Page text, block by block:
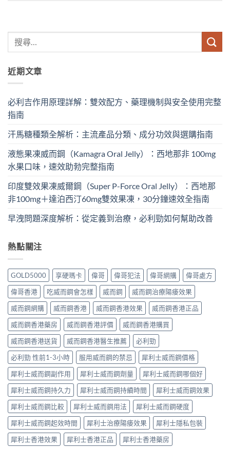
近期文章
必利吉作用原理詳解：雙效配方、藥理機制與安全使用完整
指南
汗馬糖種類全解析：主流產品分類、成分功效與選購指南
液態果凍威而鋼（Kamagra Oral Jelly）：西地那非 100mg​
水果口味，速效助勃完整指南
印度雙效果凍威爾鋼（Super P-Force Oral Jelly）：西地那
非100mg＋達泊西汀60mg雙效果凍，30分鐘速效全指南
早洩問題深度解析：從定義到治療，必利勁如何幫助改善
熱點關注
GOLD5000 享硬瑪卡 偉哥 偉哥犯法 偉哥網購
偉哥處方
偉哥香港
吃威而鋼會怎樣 威而鋼
威而鋼治療陽痿效果
威而鋼網購
威而鋼香港 威而鋼香港效果
威而鋼香港正品
威而鋼香港藥房
威而鋼香港評價
威而鋼香港購買
威而鋼香港送貨
威而鋼香港醫生推薦
必利勁
必利勁 性前1-3小時
服用威而鋼的禁忌
犀利士威而鋼價格
犀利士威而鋼副作用
犀利士威而鋼劑量
犀利士威而鋼哪個好
犀利士威而鋼持久力
犀利士威而鋼持續時間
犀利士威而鋼效果
犀利士威而鋼比較
犀利士威而鋼用法
犀利士威而鋼硬度
犀利士威而鋼起效時間
犀利士治療陽痿效果
犀利士隱私包裝
犀利士香港效果
犀利士香港正品 犀利士香港藥房